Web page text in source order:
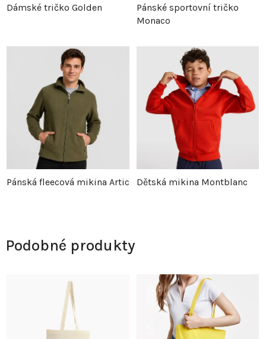
Dámské tričko Golden
Pánské sportovní tričko
Monaco
Pánská fleecová mikina Artic Dětská mikina Montblanc
Podobné produkty